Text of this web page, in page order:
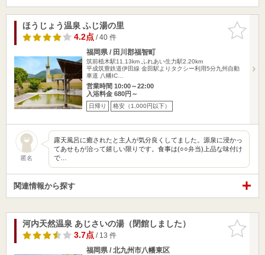
お気に入
りに追加
ほうじょう温泉 ふじ湯の里
4.2点/ 40 件
福岡県 / 田川郡福智町
筑前植木駅11.13km ふれあい生力駅2.20km
平成筑豊鉄道伊田線 金田駅よりタクシー利用5分九州自動
車道 八幡IC…
営業時間 10:00～22:00
入浴料金 680円～
日帰り 格安（1,000円以下）
匿名
露天風呂に癒されたと主人が気分良くしてました。源泉に浸かっ
てあせもが治って嬉しい限りです。食事は(○○弁当)上品な味付け
で…
関連情報から探す
お気に入
りに追加
河内天然温泉 あじさいの湯（閉館しました）
3.7点/ 13 件
福岡県 / 北九州市八幡東区